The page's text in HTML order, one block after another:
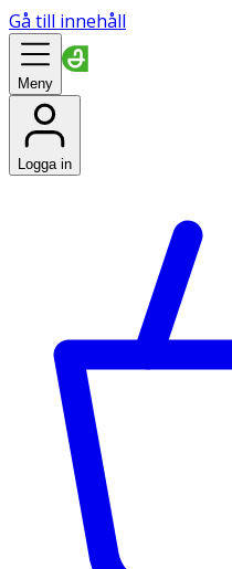
Gå till innehåll
Meny
Logga in